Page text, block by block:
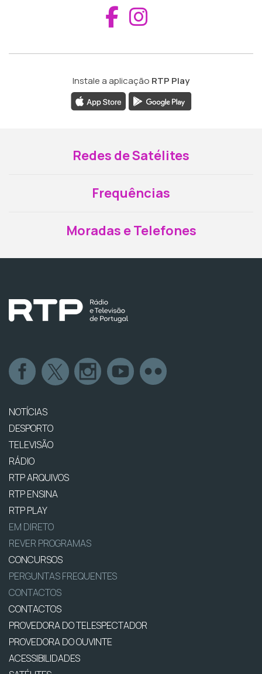
Aceder ao
Instale a aplicação RTP Play
Redes de Satélites
Frequências
Moradas e Telefones
NOTÍCIAS
DESPORTO
TELEVISÃO
RÁDIO
RTP ARQUIVOS
RTP ENSINA
RTP PLAY
EM DIRETO
REVER PROGRAMAS
CONCURSOS
PERGUNTAS FREQUENTES
CONTACTOS
CONTACTOS
PROVEDORA DO TELESPECTADOR
PROVEDORA DO OUVINTE
ACESSIBILIDADES